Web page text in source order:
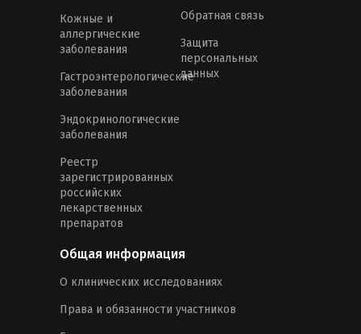
Кожные и
аллергические
заболевания
Гастроэнтерологические
заболевания
Эндокринологические
заболевания
Реестр
зарегистрированных
российских
лекарственных
препаратов
Обратная связь
Защита
персональных
данных
Общая информация
О клинических исследованиях
Права и обязанности участников